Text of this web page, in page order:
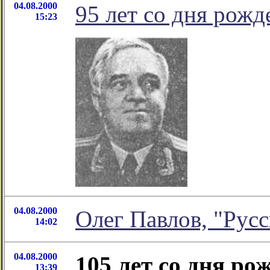
04.08.2000
15:23
95 лет со дня
04.08.2000
14:02
Олег Павлов,
04.08.2000
13:39